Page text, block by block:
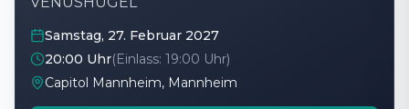
Samstag, 27. Februar 2027
20:00 Uhr(Einlass: 19:00 Uhr)
Capitol Mannheim, Mannheim